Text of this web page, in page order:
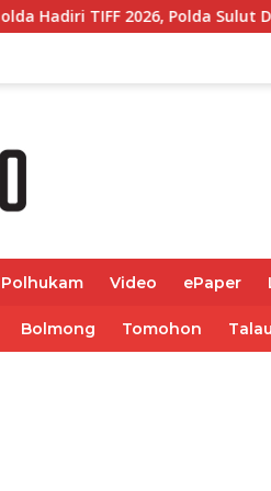
Polda Sulut Dukung
Polhukam Video ePaper
Bolmong Tomohon